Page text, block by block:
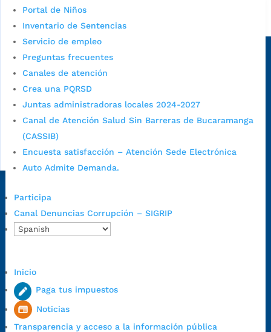
Portal de Niños
Inventario de Sentencias
Servicio de empleo
Preguntas frecuentes
Canales de atención
Crea una PQRSD
Juntas administradoras locales 2024-2027
Canal de Atención Salud Sin Barreras de Bucaramanga
(CASSIB)
Encuesta satisfacción – Atención Sede Electrónica
Auto Admite Demanda.
Participa
Canal Denuncias Corrupción – SIGRIP
Inicio
Paga tus impuestos
Noticias
Transparencia y acceso a la información pública
Alcaldía de Bucaramanga
Sede principal
Dirección Fase I:
Colombia.
Dirección Fase II:Carrera 11 # 34-52, Bucaramanga, Santander,
Horario de Atención:
1:00 p.m. a 5:30 p.m. / viernes jornada continua en el horario de
7:00 a.m. a 5:00 p.m., con 30 minutos de descanso al medio día.
Horario de Atención CAME (Central):